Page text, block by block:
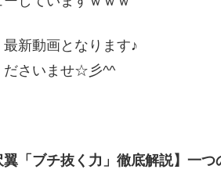
最新動画となります♪
ださいませ☆彡^^
翼「ブチ抜く力」徹底解説】一